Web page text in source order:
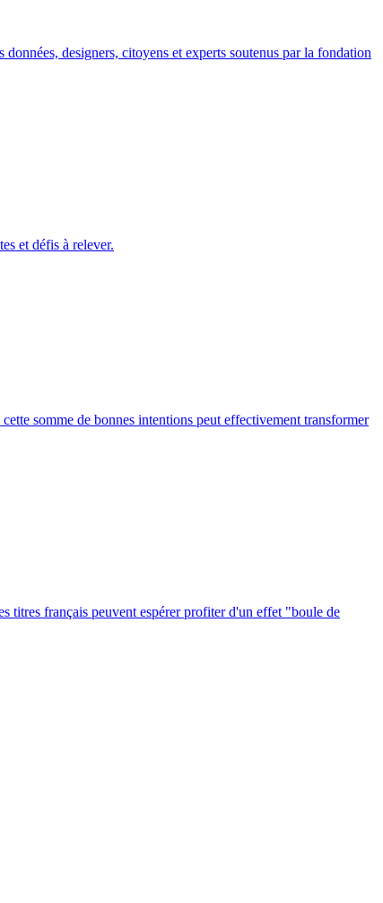
designers, citoyens et experts soutenus par la fondation
et défis à relever.
somme de bonnes intentions peut effectivement transformer
titres français peuvent espérer profiter d'un effet "boule de